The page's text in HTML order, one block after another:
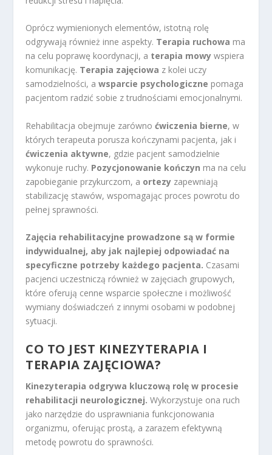
Oprócz wymienionych elementów, istotną rolę
odgrywają również inne aspekty. Terapia ruchowa ma
na celu poprawę koordynacji, a terapia mowy wspiera
komunikację. Terapia zajęciowa z kolei uczy
samodzielności, awsparcie psychologiczne pomaga
pacjentom radzić sobie z trudnościami emocjonalnymi.
Rehabilitacja obejmuje zarównoćwiczenia bierne, w
których terapeuta porusza kończynami pacjenta, jak i
ćwiczenia aktywne, gdzie pacjent samodzielnie
wykonuje ruchy. Pozycjonowanie kończyn ma na celu
zapobieganie przykurczom, a ortezy zapewniają
stabilizację stawów, wspomagając proces powrotu do
pełnej sprawności.
Zajęcia rehabilitacyjne prowadzone są w formie
indywidualnej, aby jak najlepiej odpowiadać na
specyficzne potrzeby każdego pacjenta. Czasami
pacjenci uczestniczą również w zajęciach grupowych,
które oferują cenne wsparcie społeczne i możliwość
wymiany doświadczeń z innymi osobami w podobnej
sytuacji.
CO TO JEST KINEZYTERAPIA I
TERAPIA ZAJĘCIOWA?
Kinezyterapia odgrywa kluczową rolę w procesie
rehabilitacji neurologicznej. Wykorzystuje ona ruch
jako narzędzie do usprawniania funkcjonowania
organizmu, oferując prostą, a zarazem efektywną
metodę powrotu do sprawności.